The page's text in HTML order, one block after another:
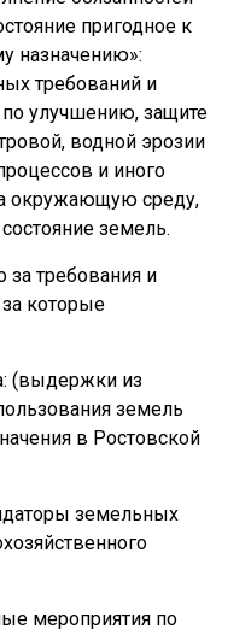
пригодное к
назначению»:
требований и
улучшению, защите
водной эрозии
и иного
окружающую среду,
земель.
требования и
которые
(выдержки из
земель
в Ростовской
земельных
мероприятия по